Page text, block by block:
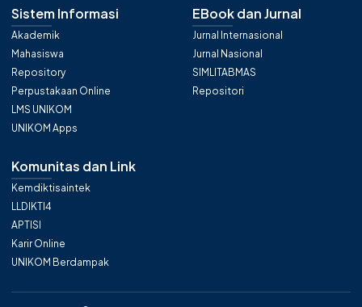
Sistem Informasi
Akademik
Mahasiswa
Repository
Perpustakaan Online
LMS UNIKOM
UNIKOM Apps
EBook dan Jurnal
Jurnal Internasional
Jurnal Nasional
SIMLITABMAS
Repositori
Komunitas dan Link
Kemdiktisaintek
LLDIKTI4
APTISI
Karir Online
UNIKOM Berdampak